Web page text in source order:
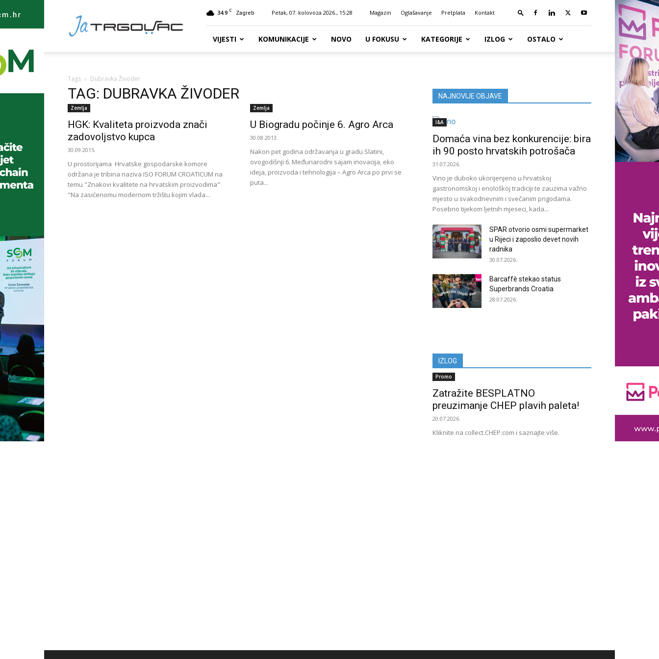
TRGOVAC
34.9 C Zagreb Petak, 07. kolovoza 2026., 15:28 Magazin Oglašavanje Pretplata Kontakt
VIJESTI KOMUNIKACIJE NOVO U FOKUSU KATEGORIJE IZLOG OSTALO
Tags Dubravka Živoder
TAG: DUBRAVKA ŽIVODER
Zemlja
HGK: Kvaliteta proizvoda znači
zadovoljstvo kupca
30.09.2015.
U prostorijama Hrvatske gospodarske komore
održana je tribina naziva ISO FORUM CROATICUM na
temu "Znakovi kvalitete na hrvatskim proizvodima"
"Na zasićenomu modernom tržištu kojim vlada...
Zemlja
U Biogradu počinje 6. Agro Arca
30.08.2013.
Nakon pet godina održavanja u gradu Slatini,
ovogodišnji 6. Međunarodni sajam inovacija, eko
ideja, proizvoda i tehnologija – Agro Arca po prvi se
puta...
NAJNOVIJE OBJAVE
I&A
Domaća vina bez konkurencije: bira
ih 90 posto hrvatskih potrošača
31.07.2026.
Vino je duboko ukorijenjeno u hrvatskoj
gastronomskoj i enološkoj tradiciji te zauzima važno
mjesto u svakodnevnim i svečanim prigodama.
Posebno tijekom ljetnih mjeseci, kada...
SPAR otvorio osmi supermarket
u Rijeci i zaposlio devet novih
radnika
30.07.2026.
Barcaffè stekao status
Superbrands Croatia
28.07.2026.
IZLOG
Promo
Zatražite BESPLATNO
preuzimanje CHEP plavih paleta!
20.07.2026.
Kliknite na collect.CHEP.com i saznajte više.